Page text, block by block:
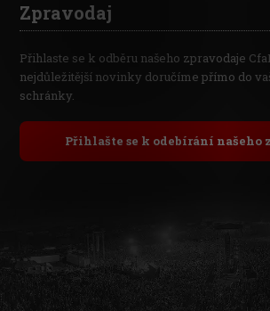
Zpravodaj
Přihlaste se k odběru našeho zpravodaje
nejdůležitější novinky doručíme přímo do
schránky.
Přihlašte se k odebírání našeho